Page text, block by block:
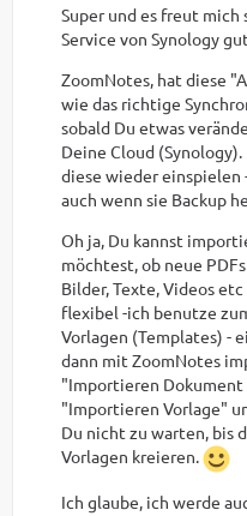
Super und es freut mich
Service von Synology
ZoomNotes, hat diese
wie das richtige
sobald Du etwas
Deine Cloud
diese wieder einspielen
auch wenn sie Backup
Oh ja, Du kannst
möchtest, ob neue
Bilder, Texte, Videos
flexibel -ich benutze
Vorlagen (Templates) -
dann mit ZoomNotes
"Importieren Dokument
"Importieren Vorlage"
Du nicht zu warten, bis
Vorlagen kreieren.
Ich glaube, ich werde